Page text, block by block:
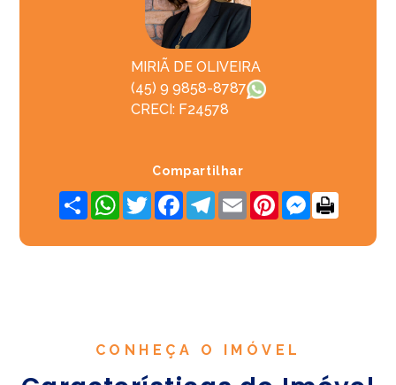
MIRIÃ DE OLIVEIRA
(45) 9 9858-8787
CRECI: F24578
Compartilhar
Share WhatsApp
TwitterFacebookTelegram
Email PinterestMessenger
CONHEÇA O IMÓVEL